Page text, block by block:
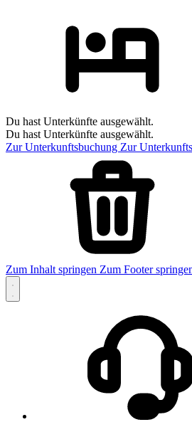
Du hast Unterkünfte ausgewählt.
Du hast Unterkünfte ausgewählt.
Zur Unterkunftsbuchung Zur
Zum Inhalt springen Zum Footer